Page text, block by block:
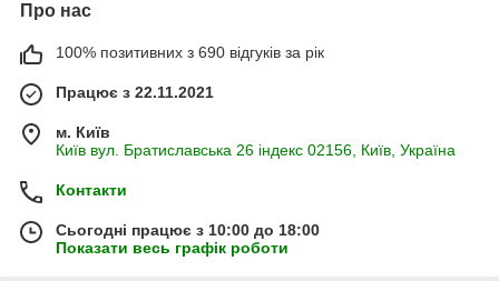
Про нас
100% позитивних з 690 відгуків за рік
Працює з 22.11.2021
м. Київ
Київ вул. Братиславська 26 індекс 02156, Київ, Україна
Контакти
Сьогодні працює з 10:00 до 18:00
Показати весь графік роботи